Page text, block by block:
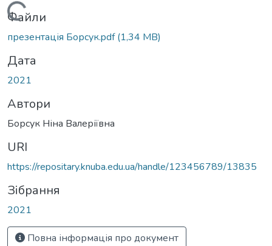
Вантажиться...
Файли
презентація Борсук.pdf(1,34 MB)
Дата
2021
Автори
Борсук Ніна Валеріївна
URI
https://repositary.knuba.edu.ua/handle/123456789/13835
Зібрання
2021
Повна інформація про документ